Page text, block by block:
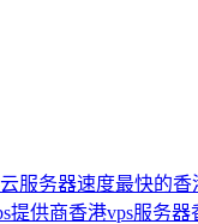
服务器速度最快的香
提供商香港vps服务器